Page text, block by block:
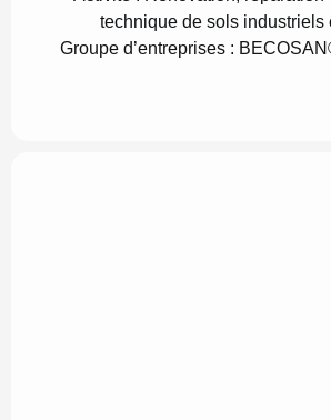
technique de sols industriels
Groupe d’entreprises :